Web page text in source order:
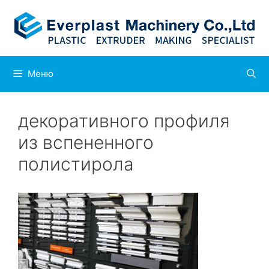
содержимому
Меню
декоративного профиля
из вспененного
полистирола